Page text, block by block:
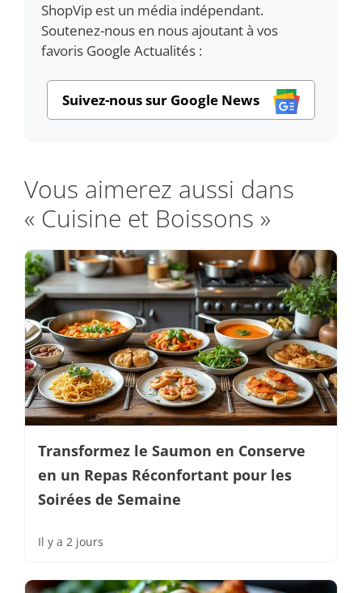
ShopVip est un média indépendant.
Soutenez-nous en nous ajoutant à vos
favoris Google Actualités :
Suivez-nous sur Google News
Vous aimerez aussi dans
« Cuisine et Boissons »
Transformez le Saumon en Conserve
en un Repas Réconfortant pour les
Soirées de Semaine
Il y a 2 jours